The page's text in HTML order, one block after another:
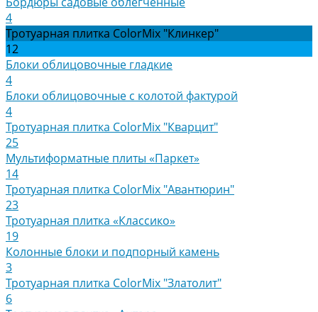
4
Тротуарная плитка ColorMix "Клинкер"
12
Блоки облицовочные гладкие
4
Блоки облицовочные с колотой фактурой
4
Тротуарная плитка ColorMix "Кварцит"
25
Мультиформатные плиты «Паркет»
14
Тротуарная плитка ColorMix "Авантюрин"
23
Тротуарная плитка «Классико»
19
Колонные блоки и подпорный камень
3
Тротуарная плитка ColorMix "Златолит"
6